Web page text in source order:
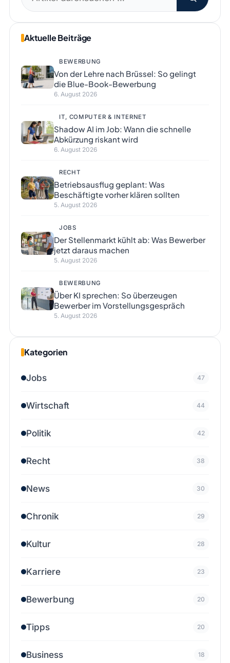
nach:
Aktuelle Beiträge
BEWERBUNG
Von der Lehre nach Brüssel: So gelingt
die Blue-Book-Bewerbung
6. August 2026
IT, COMPUTER & INTERNET
Shadow AI im Job: Wann die schnelle
Abkürzung riskant wird
6. August 2026
RECHT
Betriebsausflug geplant: Was
Beschäftigte vorher klären sollten
5. August 2026
JOBS
Der Stellenmarkt kühlt ab: Was Bewerber
jetzt daraus machen
5. August 2026
BEWERBUNG
Über KI sprechen: So überzeugen
Bewerber im Vorstellungsgespräch
5. August 2026
Kategorien
Jobs 47
Wirtschaft 44
Politik 42
Recht 38
News 30
Chronik 29
Kultur 28
Karriere 23
Bewerbung 20
Tipps 20
Business 18